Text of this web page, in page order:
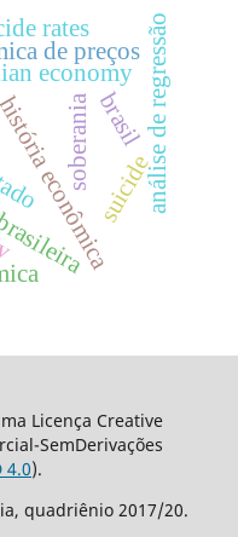
econômica
economy
soberania brasil
de preçosanálise de regressão
suicide
rates
Licença Creative
SemDerivações
4.0).
quadriênio 2017/20.